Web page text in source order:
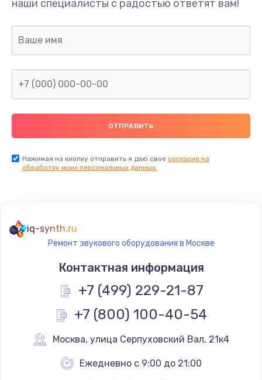
1300 руб.
Заказать
Ремонт капиллярной трубки
400 руб.
Заказать
Замена термостата
1200 руб.
Заказать
Замена реле
наши специалисты с радостью ответят вам!
Нажимая на кнопку отправить я даю свое согласие на
обработку моих персональных данных.
iq-synth.ru
Ремонт звукового оборудования в Москве
Контактная информация
+7 (499) 229-21-87
+7 (800) 100-40-54
Москва, улица Серпуховский Вал, 21к4
Ежедневно с 9:00 до 21:00